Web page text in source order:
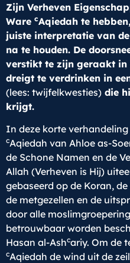
Zijn Verheven
Ware cAqiedah te
juiste interpretatie van
na te houden. De
verstikt te zijn geraakt in
dreigt te verdrinken in
(lees: twijfelkwesties) die
krijgt.
In deze korte
cAqiedah van Ahloe as-
de Schone Namen en de
Allah (Verheven is Hij)
gebaseerd op de Koran,
de metgezellen en de
door alle
betrouwbaar worden
Hasan al-Ashcariy. Om de
cAqiedah de wind uit de